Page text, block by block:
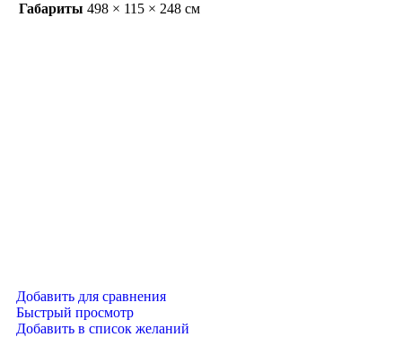
Габариты 498 × 115 × 248 см
Добавить для сравнения
Быстрый просмотр
Добавить в список желаний